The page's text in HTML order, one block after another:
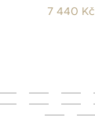
7 440 Kč